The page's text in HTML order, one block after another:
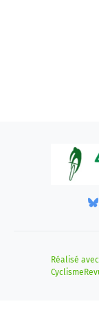
Réalisé